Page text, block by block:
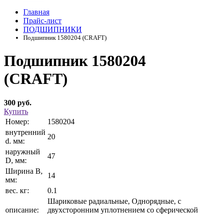
Главная
Прайс-лист
ПОДШИПНИКИ
Подшипник 1580204 (CRAFT)
Подшипник 1580204
(CRAFT)
300 руб.
Купить
Номер:
1580204
внутренний
d. мм:
20
наружный
D, мм:
47
Ширина В,
мм:
14
вес. кг:
0.1
описание:
Шариковые радиальные, Однорядные, с
двухсторонним уплотнением со сферической